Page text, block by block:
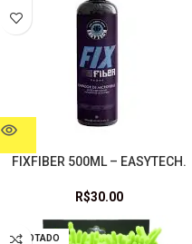
FIXFIBER 500ML – EASYTECH.
R$30.00
ESGOTADO